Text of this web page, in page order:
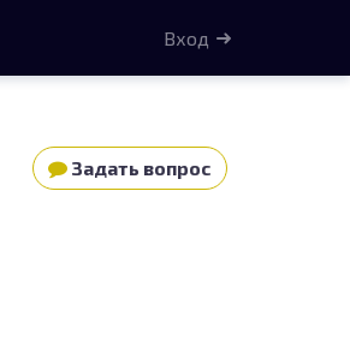
Задать вопрос
Вход